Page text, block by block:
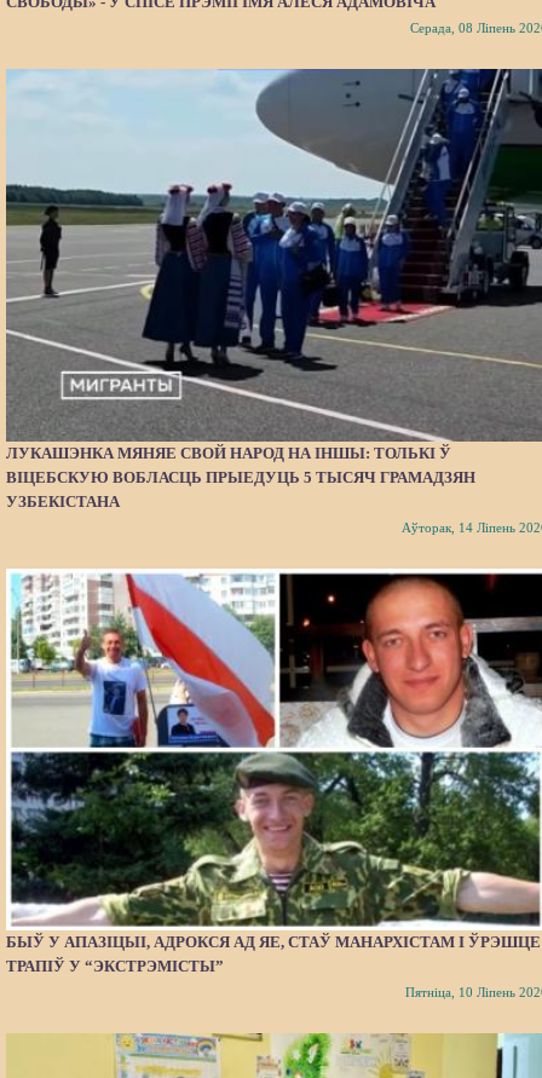
Серада, 08 Ліпень
ЛУКАШЭНКА МЯНЯЕ СВОЙ НАРОД НА ІНШЫ: ТОЛЬКІ Ў
ВІЦЕБСКУЮ ВОБЛАСЦЬ ПРЫЕДУЦЬ 5 ТЫСЯЧ ГРАМАДЗЯН
УЗБЕКІСТАНА
Аўторак, 14 Ліпень
БЫЎ У АПАЗІЦЫІ, АДРОКСЯ АД ЯЕ, СТАЎ МАНАРХІСТАМ І ЎРЭШЦЕ
ТРАПІЎ У “ЭКСТРЭМІСТЫ”
Пятніца, 10 Ліпень